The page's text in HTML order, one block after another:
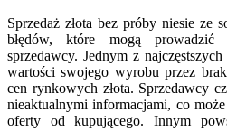
Sprzedaż złota bez próby niesie ze
błędów, które mogą
sprzedawcy. Jednym z
wartości swojego wyrobu przez
cen rynkowych złota. Sprzedawcy
nieaktualnymi informacjami, co
oferty od kupującego. Innym